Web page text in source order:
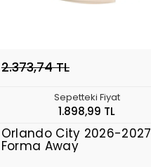
2.373,74 TL
Sepetteki Fiyat
1.898,99 TL
Orlando City 2026-2027
Forma Away